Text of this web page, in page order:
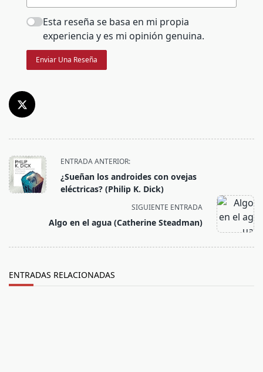
Esta reseña se basa en mi propia
experiencia y es mi opinión genuina.
Enviar Una Reseña
<span
class="nav-
subtitle
text">Página</span>
ENTRADA ANTERIOR:
¿Sueñan los androides con ovejas
eléctricas? (Philip K. Dick)
SIGUIENTE ENTRADA
Algo en el agua (Catherine Steadman)
ENTRADAS RELACIONADAS